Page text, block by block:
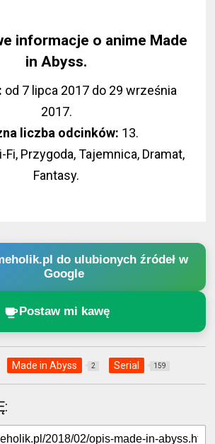
informacje o anime Made
in Abyss.
od 7 lipca 2017 do 29 września
2017.
liczba odcinków: 13.
Fi, Przygoda, Tajemnica, Dramat,
Fantasy.
do ulubionych źródeł w
Google
Postaw mi kawę
Made in Abyss 2 Serial 159